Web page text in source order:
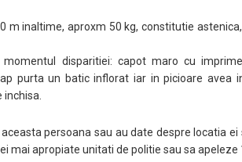
m inaltime, aproxm 50 kg, constitutie
momentul disparitiei: capot maro cu
purta un batic inflorat iar in picioare avea
persoana sau au date despre locatia ei
mai apropiate unitati de politie sau sa apeleze